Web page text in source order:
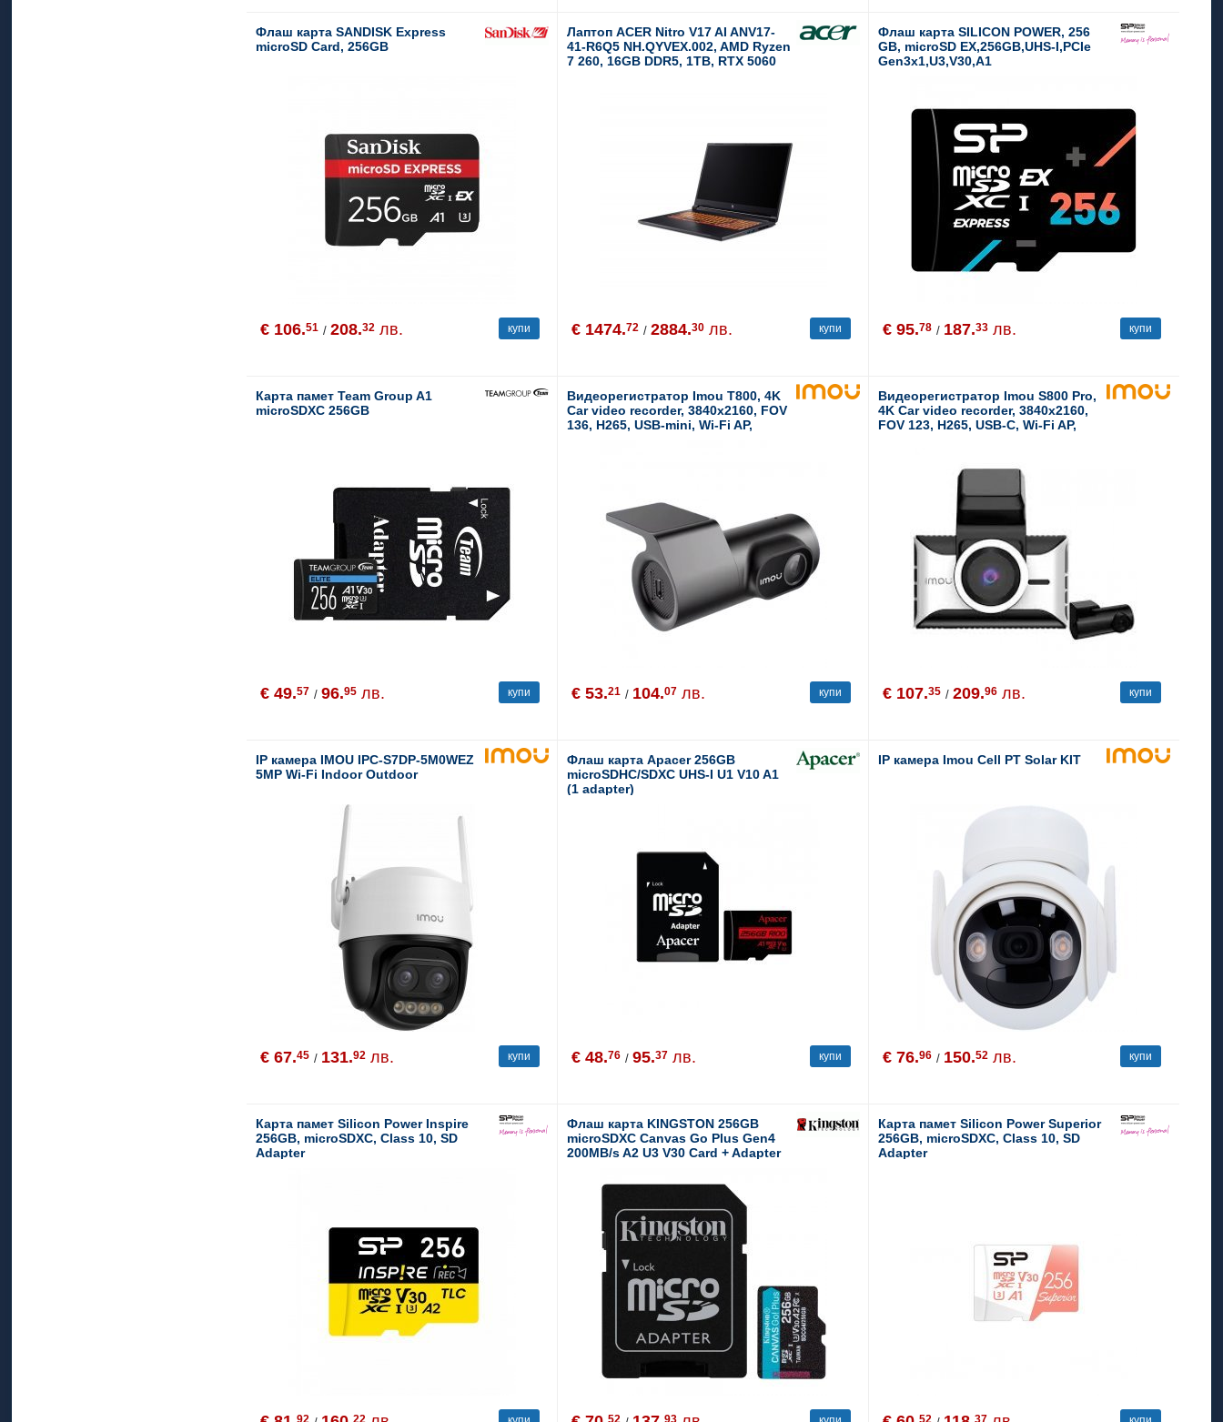
Флаш карта SANDISK Express
microSD Card, 256GB
€ 106.51 /208.32 лв. купи
Лаптоп ACER Nitro V17 AI ANV17-
41-R6Q5 NH.QYVEX.002, AMD Ryzen
7 260, 16GB DDR5, 1TB, RTX 5060
€ 1474.72 /2884.30 лв. купи
Флаш карта SILICON POWER, 256
GB, microSD EX,256GB,UHS-I,PCIe
Gen3x1,U3,V30,A1
€ 95.78 / 187.33 лв. купи
Карта памет Team Group A1
microSDXC 256GB
€ 49.57 /96.95 лв. купи
Видеорегистратор Imou T800, 4K
Car video recorder, 3840x2160, FOV
136, H265, USB-mini, Wi-Fi AP,
€ 53.21 / 104.07 лв. купи
Видеорегистратор Imou S800 Pro,
4K Car video recorder, 3840x2160,
FOV 123, H265, USB-C, Wi-Fi AP,
to 256 GB, DC 5V/1A
€ 107.35 / 209.96 лв. купи
IP камера IMOU IPC-S7DP-5M0WEZ
5MP Wi-Fi Indoor Outdoor
€ 67.45 / 131.92 лв. купи
Флаш карта Apacer 256GB
microSDHC/SDXC UHS-I U1 V10 A1
(1 adapter)
€ 48.76 /95.37 лв. купи
IP камера Imou Cell PT Solar KIT
€ 76.96 / 150.52 лв. купи
Карта памет Silicon Power Inspire
256GB, microSDXC, Class 10, SD
Adapter
92 22
Флаш карта KINGSTON 256GB
microSDXC Canvas Go Plus Gen4
200MB/s A2 U3 V30 Card + Adapter
52 93
Карта памет Silicon Power Superior
256GB, microSDXC, Class 10, SD
Adapter
52 37